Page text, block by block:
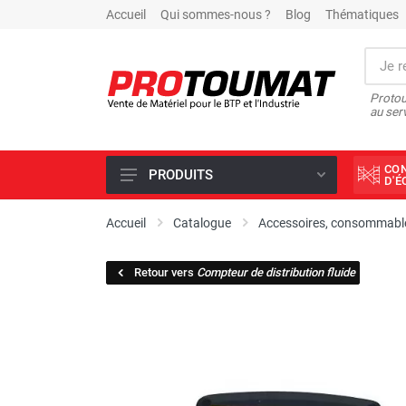
Accueil Qui sommes-nous ? Blog Thématiques
au
PROMOTIONS D'USINE
SCIAGE ET FORAGE
MATÉRIEL DE COMPACTAGE
PRODUITS
Accueil Catalogue Accessoires,
Retour vers Compteur de distribution fluide